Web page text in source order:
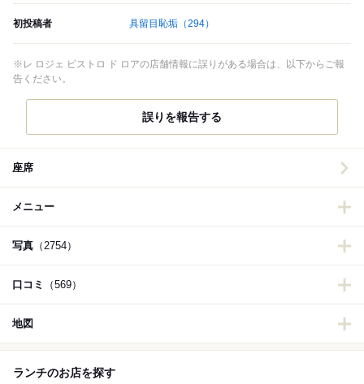
初投稿者 具留目恥垢 （294）
※レ ロジェ ビストロ ド ロアの店舗情報に誤りがある場合は、以下からご報
告ください。
誤りを報告する
座席
メニュー
写真 （2754）
口コミ （569）
地図
ランチのお店を探す